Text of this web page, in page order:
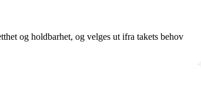
og holdbarhet, og velges ut ifra takets behov